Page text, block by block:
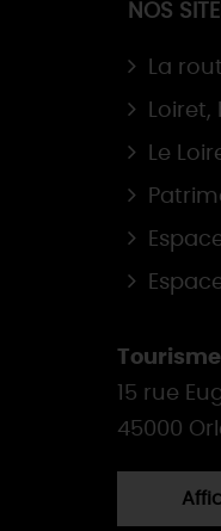
NOS
La
Le
15 rue
45000